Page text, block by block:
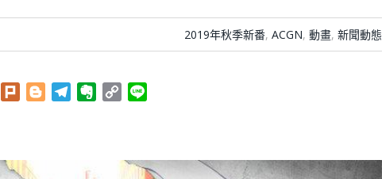
2019年秋季新番, ACGN, 動畫, 新聞動態
Facebook
Plurk BloggerTelegramEvernote
Copy